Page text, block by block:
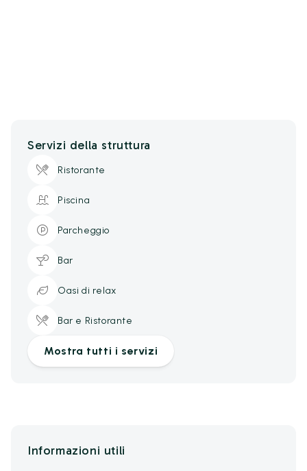
Servizi della struttura
Ristorante
Piscina
Parcheggio
Bar
Oasi di relax
Bar e Ristorante
Mostra tutti i servizi
Informazioni utili